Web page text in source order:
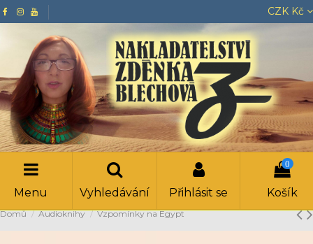
CZK Kč
Menu Vyhledávání Přihlásit se
0
Košík
Domů Audioknihy Vzpomínky na Egypt